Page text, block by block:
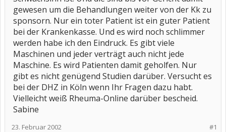
gewesen um die Behandlungen weiter von der Kk zu
sponsorn. Nur ein toter Patient ist ein guter Patient
bei der Krankenkasse. Und es wird noch schlimmer
werden habe ich den Eindruck. Es gibt viele
Maschinen und jeder verträgt auch nicht jede
Maschine. Es wird Patienten damit geholfen. Nur
gibt es nicht genügend Studien darüber. Versucht es
bei der DHZ in Köln wenn Ihr Fragen dazu habt.
Vielleicht weiß Rheuma-Online darüber bescheid.
Sabine
#1
23. Februar 2002